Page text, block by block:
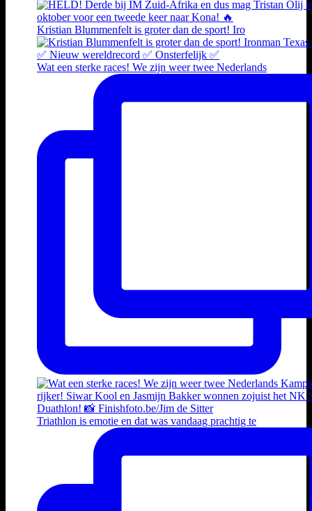
Kristian Blummenfelt is groter dan de sport! Iro
Wat een sterke races! We zijn weer twee Nederlands
Triathlon is emotie en dat was vandaag prachtig te